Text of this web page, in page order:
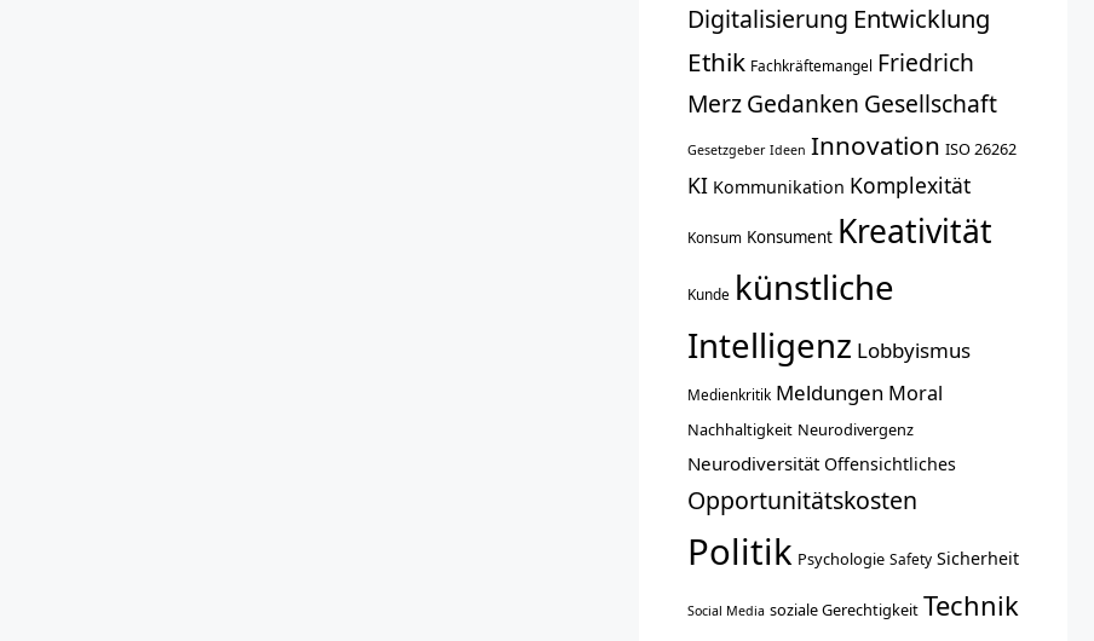
Digitalisierung Entwicklung
Ethik Fachkräftemangel Friedrich
MerzGedanken Gesellschaft
Gesetzgeber Ideen Innovation ISO 26262
KI Kommunikation Komplexität
Konsum Konsument Kreativität
Kunde künstliche
Intelligenz Lobbyismus
Medienkritik Meldungen Moral
Nachhaltigkeit Neurodivergenz
Neurodiversität Offensichtliches
Opportunitätskosten
Politik Psychologie Safety Sicherheit
Social Media soziale Gerechtigkeit Technik